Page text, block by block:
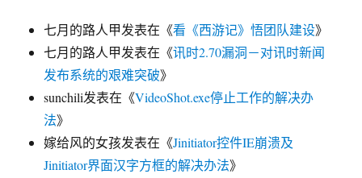
七月的路人甲发表在《看《西游记》悟团队建设》
七月的路人甲发表在《讯时2.70漏洞－对讯时新闻
发布系统的艰难突破》
sunchili发表在《VideoShot.exe停止工作的解决办
法》
嫁给风的女孩发表在《Jinitiator控件IE崩溃及
Jinitiator界面汉字方框的解决办法》